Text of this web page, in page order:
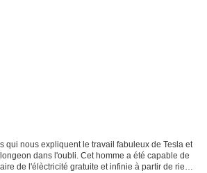
qui nous expliquent le travail fabuleux de Tesla et
dans l'oubli. Cet homme a été capable de
de l'élèctricité gratuite et infinie à partir de rien...